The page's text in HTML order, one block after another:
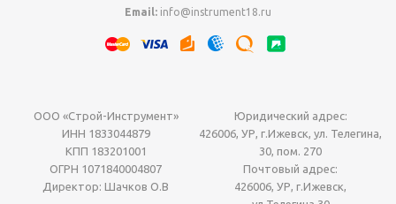
Email: info@instrument18.ru
ООО «Строй-Инструмент»
ИНН 1833044879
КПП 183201001
ОГРН 1071840004807
Директор: Шачков О.В
Юридический адрес:
426006, УР, г.Ижевск, ул. Телегина,
30, пом. 270
Почтовый адрес:
426006, УР, г.Ижевск,